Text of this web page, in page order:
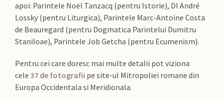
apoi: Parintele Noël Tanzacq (pentru Istorie), Dl André
Lossky (pentru Liturgica), Parintele Marc-Antoine Costa
de Beauregard (pentru Dogmatica Parintelui Dumitru
Staniloae), Parintele Job Getcha (pentru Ecumenism).
Pentru cei care doresc mai multe detalii pot viziona
cele 37 de fotografii pe site-ul Mitropoliei romane din
Europa Occidentala si Meridionala.